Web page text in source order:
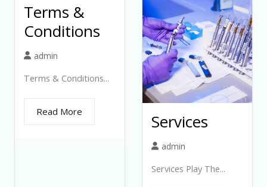
Terms &
Conditions
admin
Terms & Conditions...
Read More Services
admin
Services Play The...